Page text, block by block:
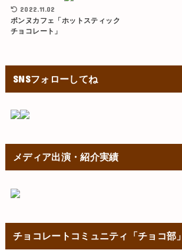
2022.11.02
ボンヌカフェ「ホットスティック
チョコレート」
SNSフォローしてね
メディア出演・紹介実績
チョコレートコミュニティ「チョコ部」